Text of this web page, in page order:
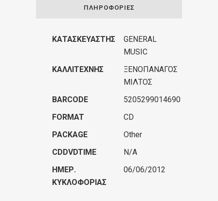
ΠΛΗΡΟΦΟΡΊΕΣ
ΚΑΤΑΣΚΕΥΑΣΤΉΣ
GENERAL
MUSIC
ΚΑΛΛΙΤΈΧΝΗΣ
ΞΕΝΟΠΑΝΑΓΟΣ
ΜΙΛΤΟΣ
BARCODE
5205299014690
FORMAT
CD
PACKAGE
Other
CDDVDTIME
N/A
ΗΜΕΡ.
ΚΥΚΛΟΦΟΡΊΑΣ
06/06/2012